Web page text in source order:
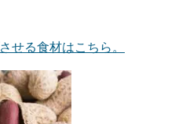
せる食材はこちら。